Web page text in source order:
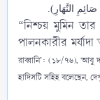
النَّهَارِ).
“নিশ্চয় মুমিন তার
পালনকারীর
রাব্বানি’: (১৮/৭৬), আবু
হাদিসটি সহিহ বলেছেন,